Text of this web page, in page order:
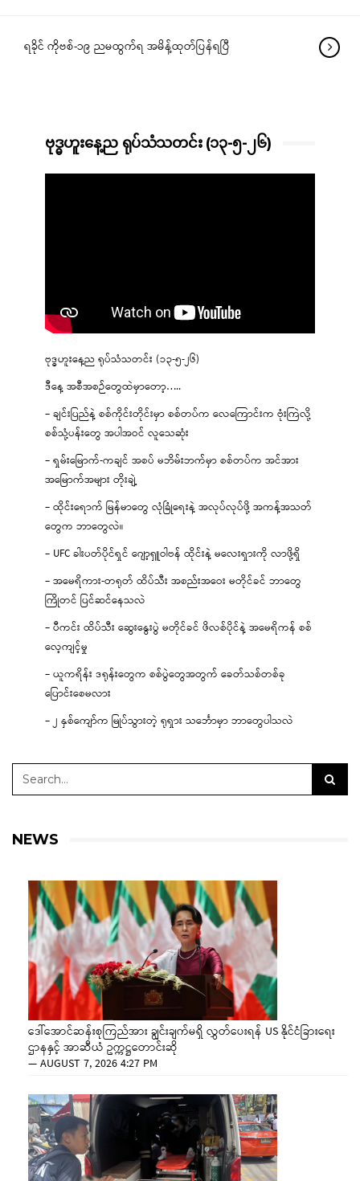
ရခိုင် ကိုဗစ်-၁၉ ညမထွက်ရ အမိန့်ထုတ်ပြန်ရပြီ
ဗုဒ္ဓဟူးနေ့ည ရုပ်သံသတင်း (၁၃-၅-၂၆)
ဗုဒ္ဓဟူးနေ့ည ရုပ်သံသတင်း (၁၃-၅-၂၆)
ဒီနေ့ အစီအစဉ်တွေထဲမှာတော့…..
– ချင်းပြည်နဲ့ စစ်ကိုင်းတိုင်းမှာ စစ်တပ်က လေကြောင်းက ဗုံးကြဲလို့
စစ်သုံ့ပန်းတွေ အပါအဝင် လူသေဆုံး
– ရှမ်းမြောက်-ကချင် အစပ် မဘိမ်းဘက်မှာ စစ်တပ်က အင်အား
အမြောက်အများ တိုးချဲ့
– ထိုင်းရောက် မြန်မာတွေ လုံခြုံရေးနဲ့ အလုပ်လုပ်ဖို့ အကန့်အသတ်
တွေက ဘာတွေလဲ။
– UFC ခါးပတ်ပိုင်ရှင် ဂျော့ရှူဝါဗန် ထိုင်းနဲ့ မလေးရှားကို လာဖို့ရှိ
– အမေရိကား-တရုတ် ထိပ်သီး အစည်းအဝေး မတိုင်ခင် ဘာတွေ
ကြိုတင် ပြင်ဆင်နေသလဲ
– ပီကင်း ထိပ်သီး ဆွေးနွေးပွဲ မတိုင်ခင် ဖိလစ်ပိုင်နဲ့ အမေရိကန် စစ်
လေ့ကျင့်မှု
– ယူကရိန်း ဒရုန်းတွေက စစ်ပွဲတွေအတွက် ခေတ်သစ်တစ်ခု
ပြောင်းစေမလား
– ၂ နှစ်ကျော်က မြုပ်သွားတဲ့ ရုရှား သင်္ဘောမှာ ဘာတွေပါသလဲ
NEWS
ဒေါ်အောင်ဆန်းစုကြည်အား ချွင်းချက်မရှိ လွှတ်ပေးရန် US နိုင်ငံခြားရေး
ဌာနနှင့် အာဆီယံ ဥက္ကဋ္ဌတောင်းဆို
—AUGUST 7, 2026 4:27 PM